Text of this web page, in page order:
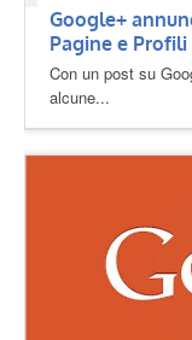
Google+
Pagine e Profili
Con un post su
alcune...